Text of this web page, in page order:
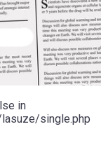
in
single.php